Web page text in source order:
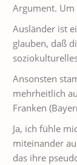
Argument.
Ausländer ist
glauben, daß
Ansonsten
mehrheitlich
Franken
Ja, ich fühle
miteinander
das ihre